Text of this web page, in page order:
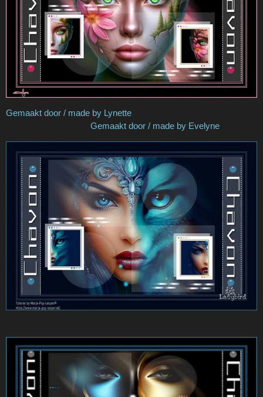
Gemaakt door / made by Lynette
Gemaakt door / made by Evelyne